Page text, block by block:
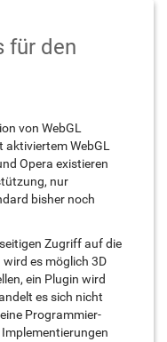
für den
von WebGL
aktiviertem WebGL
Opera existieren
nur
bisher noch
Zugriff auf die
es möglich 3D
ein Plugin wird
es sich nicht
Programmier-